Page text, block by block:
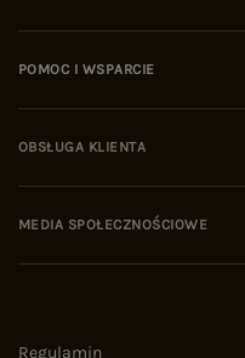
POMOC I WSPARCIE
OBSŁUGA KLIENTA
MEDIA SPOŁECZNOŚCIOWE
Regulamin